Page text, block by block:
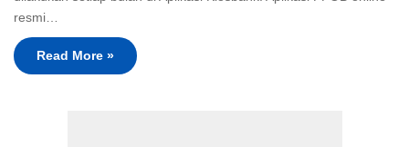
resmi…
Read More »